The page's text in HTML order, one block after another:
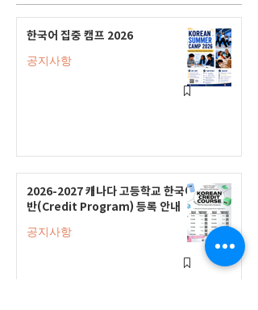
한국어 집중 캠프 2026
공지사항
2026-2027 캐나다 고등학교 한국어
반(Credit Program) 등록 안내
공지사항